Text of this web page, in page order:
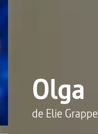
Olga
de Elie Grappe